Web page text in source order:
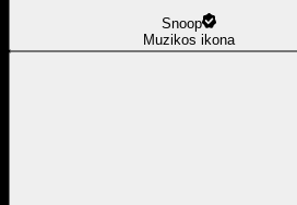
Snoop
Muzikos ikona